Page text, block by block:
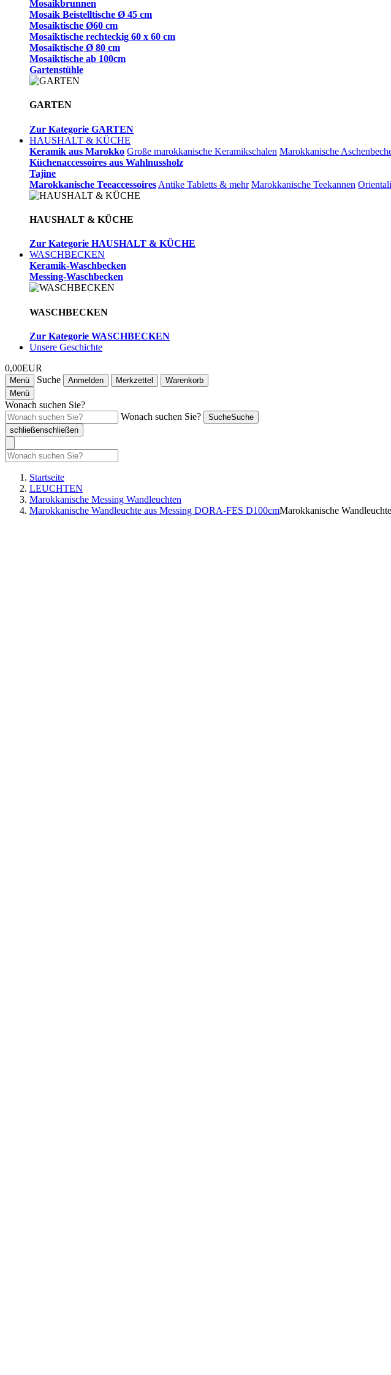
Mosaikbrunnen
Mosaik Beistelltische Ø 45 cm
Mosaiktische Ø60 cm
Mosaiktische rechteckig 60 x 60 cm
Mosaiktische Ø 80 cm
Mosaiktische ab 100cm
Gartenstühle
GARTEN
Zur Kategorie GARTEN
HAUSHALT & KÜCHE
Keramik aus Marokko Große marokkanische Keramikschalen Marokkanische
Küchenaccessoires aus Wahlnussholz
Tajine
Marokkanische Teeaccessoires Antike Tabletts & mehr Marokkanische Teekannen
HAUSHALT & KÜCHE
Zur Kategorie HAUSHALT & KÜCHE
WASCHBECKEN
Keramik-Waschbecken
Messing-Waschbecken
WASCHBECKEN
Zur Kategorie WASCHBECKEN
Unsere Geschichte
0,00EUR
Menü Suche Anmelden Merkzettel
Warenkorb
Menü
Wonach suchen Sie?
Wonach suchen Sie?
SucheSuche
schließenschließen
Startseite
LEUCHTEN
Marokkanische Messing Wandleuchten
Marokkanische Wandleuchte aus Messing DORA-FES D100cmMarokkanische